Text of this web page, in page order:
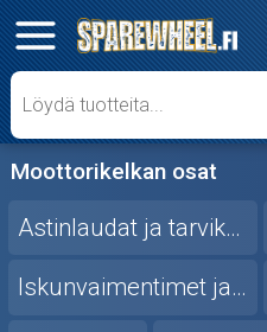
✕
Mopon osat
Skootterin osat
Crossipyörän osat
Moottoripyörän osat
Moottorikelkan osat
Astinlaudat ja tarvikkeet
Iskunvaimentimet ja osat